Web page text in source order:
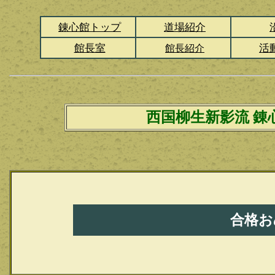
錬心館トップ 道場紹介
館長室
館長紹介 活
西国柳生新影流
合格